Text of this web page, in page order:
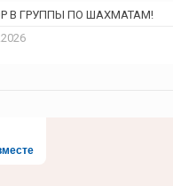
В ГРУППЫ ПО ШАХМАТАМ!